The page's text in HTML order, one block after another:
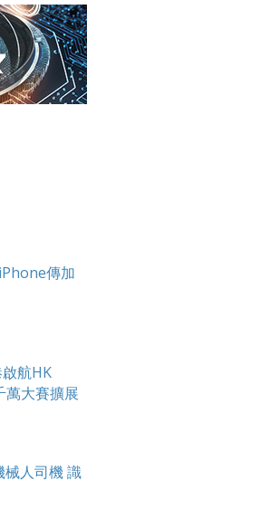
傳加
航HK
萬大賽擴展
人司機 識